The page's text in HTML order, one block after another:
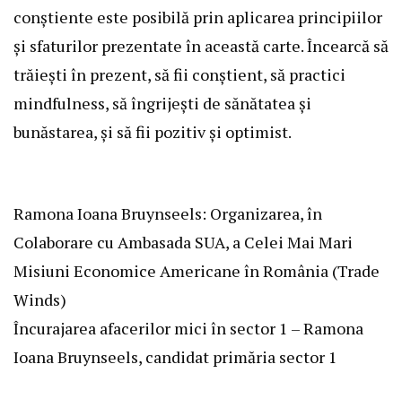
conștiente este posibilă prin aplicarea principiilor
și sfaturilor prezentate în această carte. Încearcă să
trăiești în prezent, să fii conștient, să practici
mindfulness, să îngrijești de sănătatea și
bunăstarea, și să fii pozitiv și optimist.
Ramona Ioana Bruynseels: Organizarea, în
Colaborare cu Ambasada SUA, a Celei Mai Mari
Misiuni Economice Americane în România (Trade
Winds)
Încurajarea afacerilor mici în sector 1 – Ramona
Ioana Bruynseels, candidat primăria sector 1